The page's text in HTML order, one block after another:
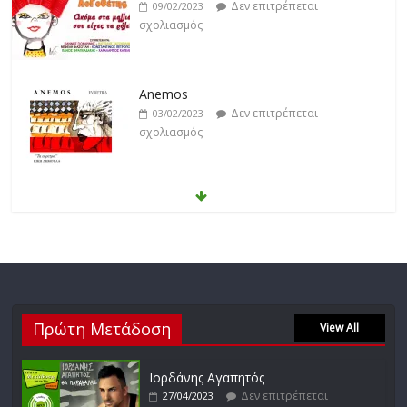
09/02/2023
Δεν επιτρέπεται
σχολιασμός
Anemos
03/02/2023
Δεν επιτρέπεται
σχολιασμός
Θοδωρής Φέρρης
27/01/2023
σχολιασμός
Πρώτη Μετάδοση View All
Ιορδάνης Αγαπητός
27/04/2023
Δεν επιτρέπεται